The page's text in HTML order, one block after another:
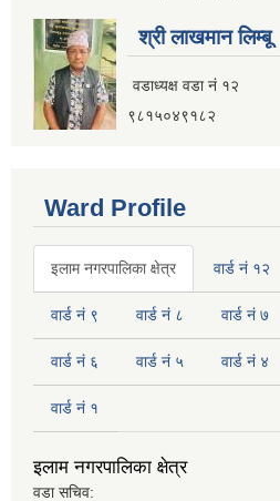
श्री लाखमान लिम्बू
वडाध्यक्ष वडा नं १२
९८१५०४९१८२
Ward Profile
इलाम नगरपालिका क्षेत्र वार्ड नं १२
वार्ड नं ९ वार्ड नं ८ वार्ड नं ७
वार्ड नं ६ वार्ड नं ५ वार्ड नं ४
वार्ड नं १
इलाम नगरपालिका क्षेत्र
वडा सचिव: